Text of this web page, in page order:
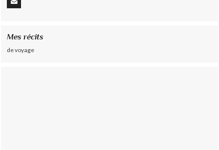
Mes récits
de voyage